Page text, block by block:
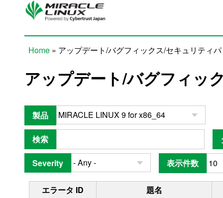
Skip to main content
Home » アップデート/バグフィックス/セキュリティ
アップデート/バグフィッ
製品
検索
Severity 表示件数
エラータ ID
題名